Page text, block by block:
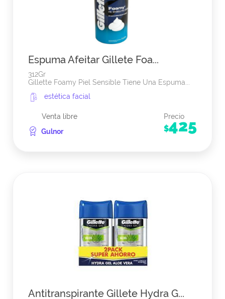
Espuma Afeitar Gillete Foa...
312Gr
Gillette Foamy Piel Sensible Tiene Una Espuma...
estética facial
Venta libre
Gulnor
Precio
$425
Antitranspirante Gillete Hydra G...